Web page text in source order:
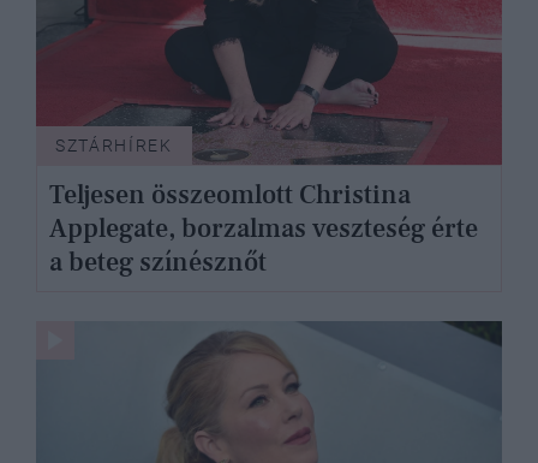
SZTÁRHÍREK
Teljesen összeomlott Christina
Applegate, borzalmas veszteség érte
a beteg színésznőt